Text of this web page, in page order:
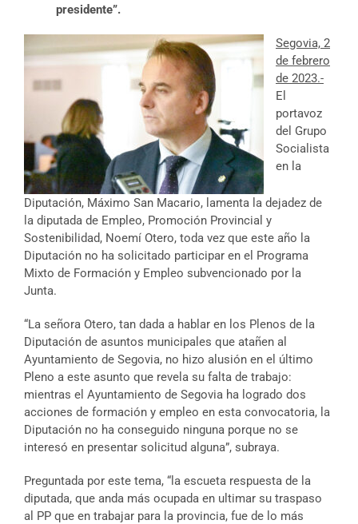
presidente”.
Segovia, 2
de febrero
de 2023.-
El
portavoz
del Grupo
Socialista
en la
Diputación, Máximo San Macario, lamenta la dejadez de
la diputada de Empleo, Promoción Provincial y
Sostenibilidad, Noemí Otero, toda vez que este año la
Diputación no ha solicitado participar en el Programa
Mixto de Formación y Empleo subvencionado por la
Junta.
“La señora Otero, tan dada a hablar en los Plenos de la
Diputación de asuntos municipales que atañen al
Ayuntamiento de Segovia, no hizo alusión en el último
Pleno a este asunto que revela su falta de trabajo:
mientras el Ayuntamiento de Segovia ha logrado dos
acciones de formación y empleo en esta convocatoria, la
Diputación no ha conseguido ninguna porque no se
interesó en presentar solicitud alguna”, subraya.
Preguntada por este tema, “la escueta respuesta de la
diputada, que anda más ocupada en ultimar su traspaso
al PP que en trabajar para la provincia, fue de lo más